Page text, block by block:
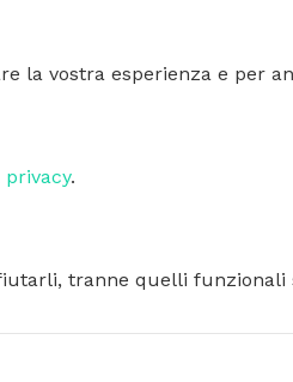
la vostra esperienza e per
.
tranne quelli funzionali